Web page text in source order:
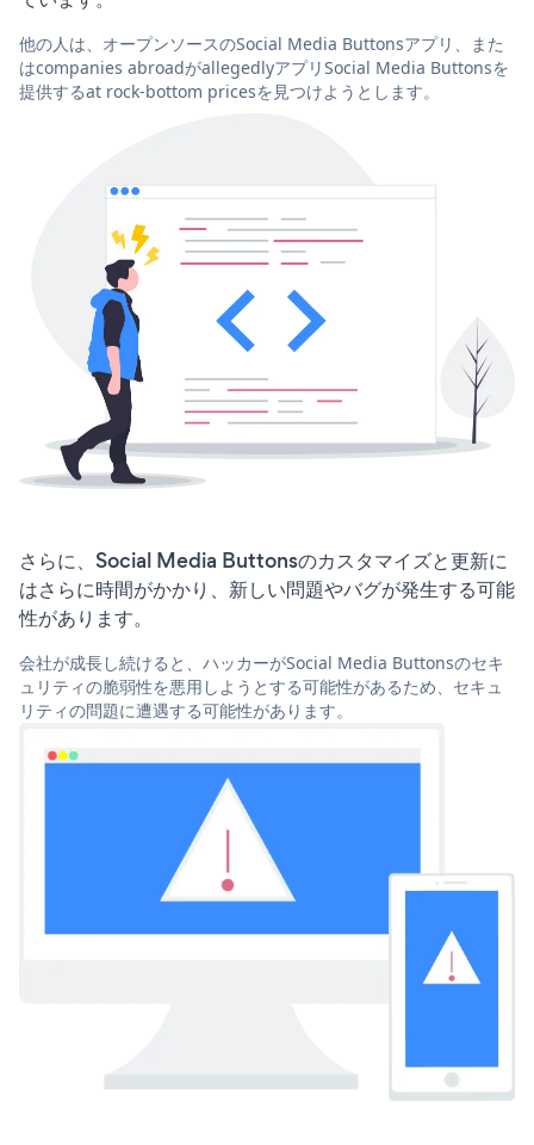
他の人は、オープンソースのSocial Media Buttonsアプリ、また
はcompanies abroadがallegedlyアプリSocial Media Buttonsを
提供するat rock-bottom pricesを見つけようとします。
さらに、Social Media Buttonsのカスタマイズと更新に
はさらに時間がかかり、新しい問題やバグが発生する可能
性があります。
会社が成長し続けると、ハッカーがSocial Media Buttonsのセキ
ュリティの脆弱性を悪用しようとする可能性があるため、セキュ
リティの問題に遭遇する可能性があります。